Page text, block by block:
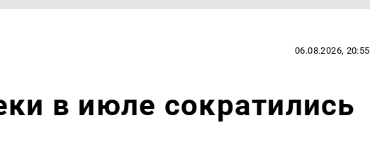
06.08.2026, 20:55
в июле сократились